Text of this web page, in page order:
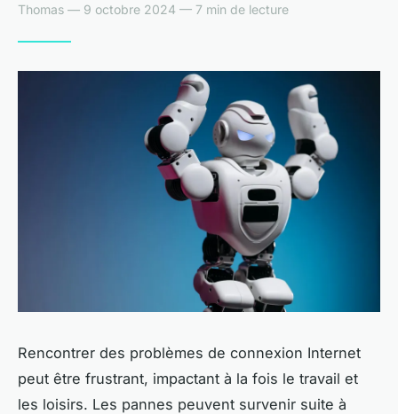
Thomas — 9 octobre 2024 — 7 min de lecture
Rencontrer des problèmes de connexion Internet
peut être frustrant, impactant à la fois le travail et
les loisirs. Les pannes peuvent survenir suite à